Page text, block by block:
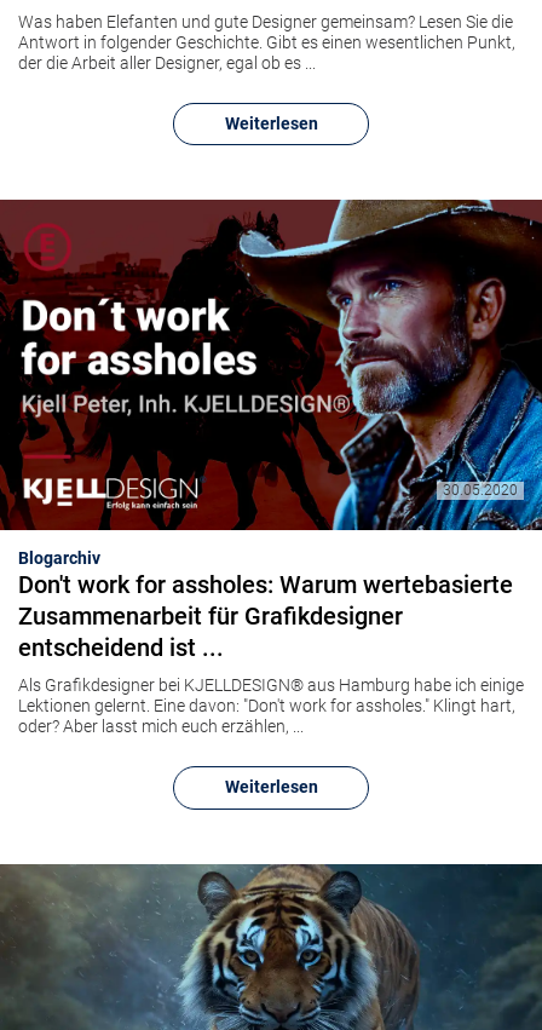
Was haben Elefanten und gute Designer gemeinsam? Lesen Sie die
Antwort in folgender Geschichte. Gibt es einen wesentlichen Punkt,
der die Arbeit aller Designer, egal ob es ...
Weiterlesen
30.05.2020
Blogarchiv
Don't work for assholes: Warum wertebasierte
Zusammenarbeit für Grafikdesigner
entscheidend ist ...
Als Grafikdesigner bei KJELLDESIGN® aus Hamburg habe ich einige
Lektionen gelernt. Eine davon: "Don't work for assholes." Klingt hart,
oder? Aber lasst mich euch erzählen, ...
Weiterlesen